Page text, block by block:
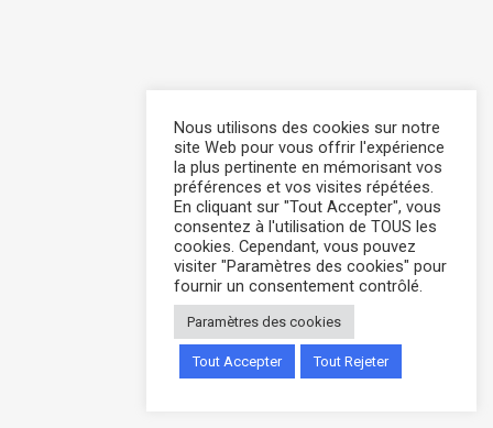
Nous utilisons des cookies sur notre
site Web pour vous offrir l'expérience
la plus pertinente en mémorisant vos
préférences et vos visites répétées.
En cliquant sur "Tout Accepter", vous
consentez à l'utilisation de TOUS les
cookies. Cependant, vous pouvez
visiter "Paramètres des cookies" pour
fournir un consentement contrôlé.
Paramètres des cookies
Tout Accepter Tout Rejeter